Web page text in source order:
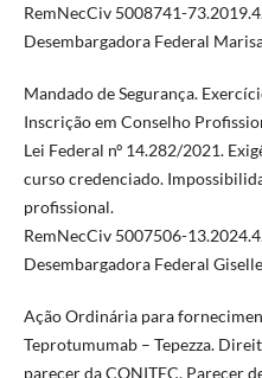
RemNecCiv 5008741-
Desembargadora Federal
Mandado de Segurança.
Inscrição em Conselho
Lei Federal nº 14.282/2021.
curso credenciado.
profissional.
RemNecCiv 5007506-
Desembargadora Federal
Ação Ordinária para
Teprotumumab – Tepezza.
parecer da CONITEC. Parecer